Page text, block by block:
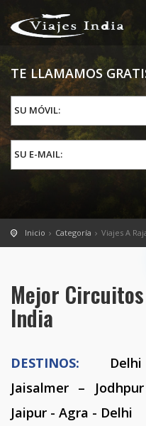
TE LLAMAMOS
SU MÓVIL:
SU E-MAIL:
Inicio Categoría Viajes A
Mejor
India
DESTINOS: Delhi -
Jaisalmer –
Jaipur - Agra - Delhi